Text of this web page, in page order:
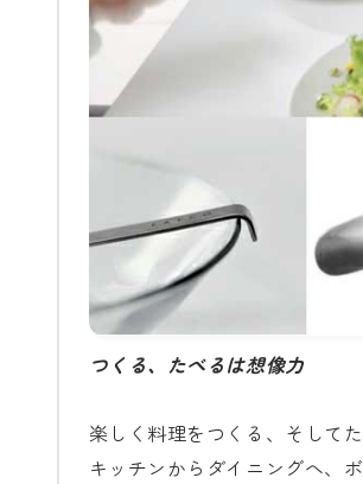
つくる、たべるは想像力
楽しく料理をつくる、そして
キッチンからダイニングへ、